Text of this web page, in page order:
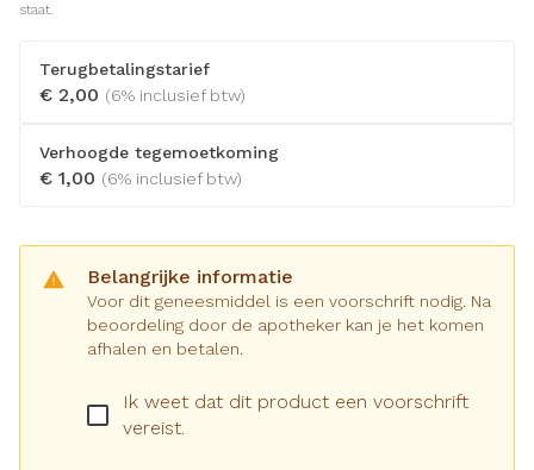
staat.
Terugbetalingstarief
€ 2,00 (6% inclusief btw)
Verhoogde tegemoetkoming
€ 1,00 (6% inclusief btw)
Belangrijke informatie
Voor dit geneesmiddel is een voorschrift nodig. Na
beoordeling door de apotheker kan je het komen
afhalen en betalen.
Ik weet dat dit product een voorschrift
vereist.